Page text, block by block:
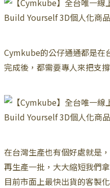
Cymkube的公仔通通都是在
完成後，都需要專人來把支
在台灣生產也有個好處就是
再生產一批，大大縮短我們
目前市面上最快出貨的客製